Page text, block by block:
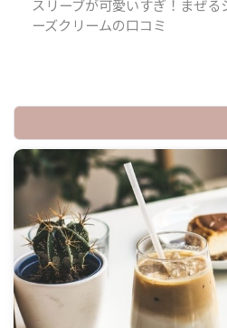
スリーブが可愛いすぎ！まぜる
ーズクリームの口コミ